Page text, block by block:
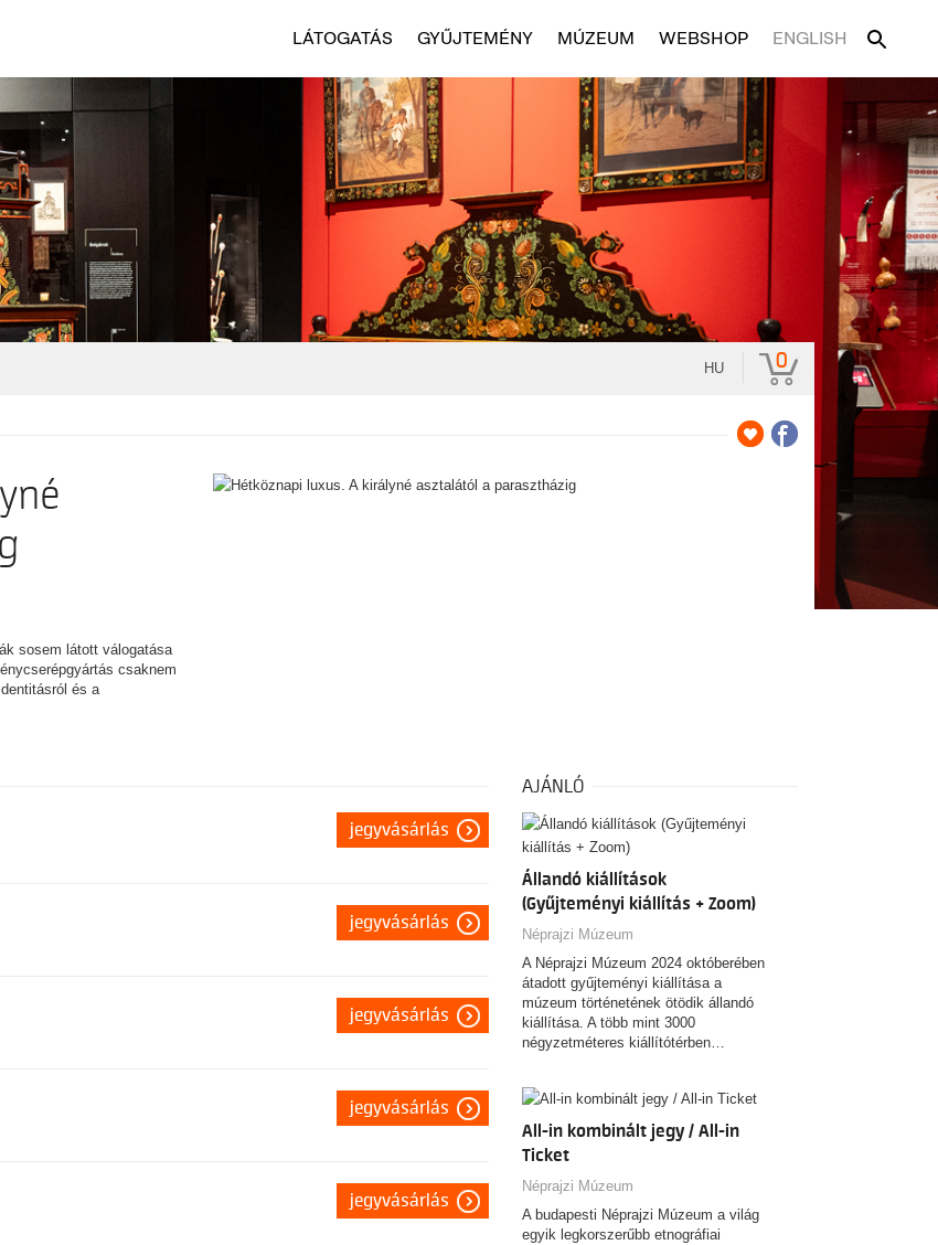
LÁTOGATÁS GYŰJTEMÉNY MÚZEUM WEBSHOP ENGLISH
HU 0
sosem látott válogatása
csaknem
és a
jegyvásárlás
jegyvásárlás
jegyvásárlás
jegyvásárlás
jegyvásárlás
AJÁNLÓ
Állandó kiállítások
(Gyűjteményi kiállítás + Zoom)
Néprajzi Múzeum
A Néprajzi Múzeum 2024 októberében
átadott gyűjteményi kiállítása a
múzeum történetének ötödik állandó
kiállítása. A több mint 3000
négyzetméteres kiállítótérben…
All-in kombinált jegy / All-in
Ticket
Néprajzi Múzeum
A budapesti Néprajzi Múzeum a világ
egyik legkorszerűbb etnográfiai